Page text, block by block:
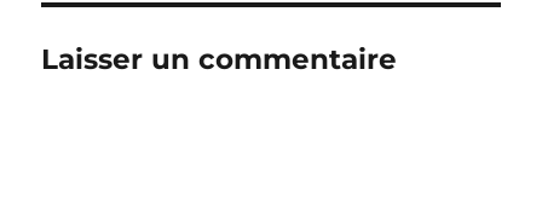
Laisser un commentaire